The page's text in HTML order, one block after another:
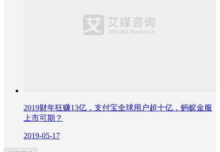
2019财年狂赚13亿，支付宝全球用户超十亿，蚂蚁金服
上市可期？
2019-05-17